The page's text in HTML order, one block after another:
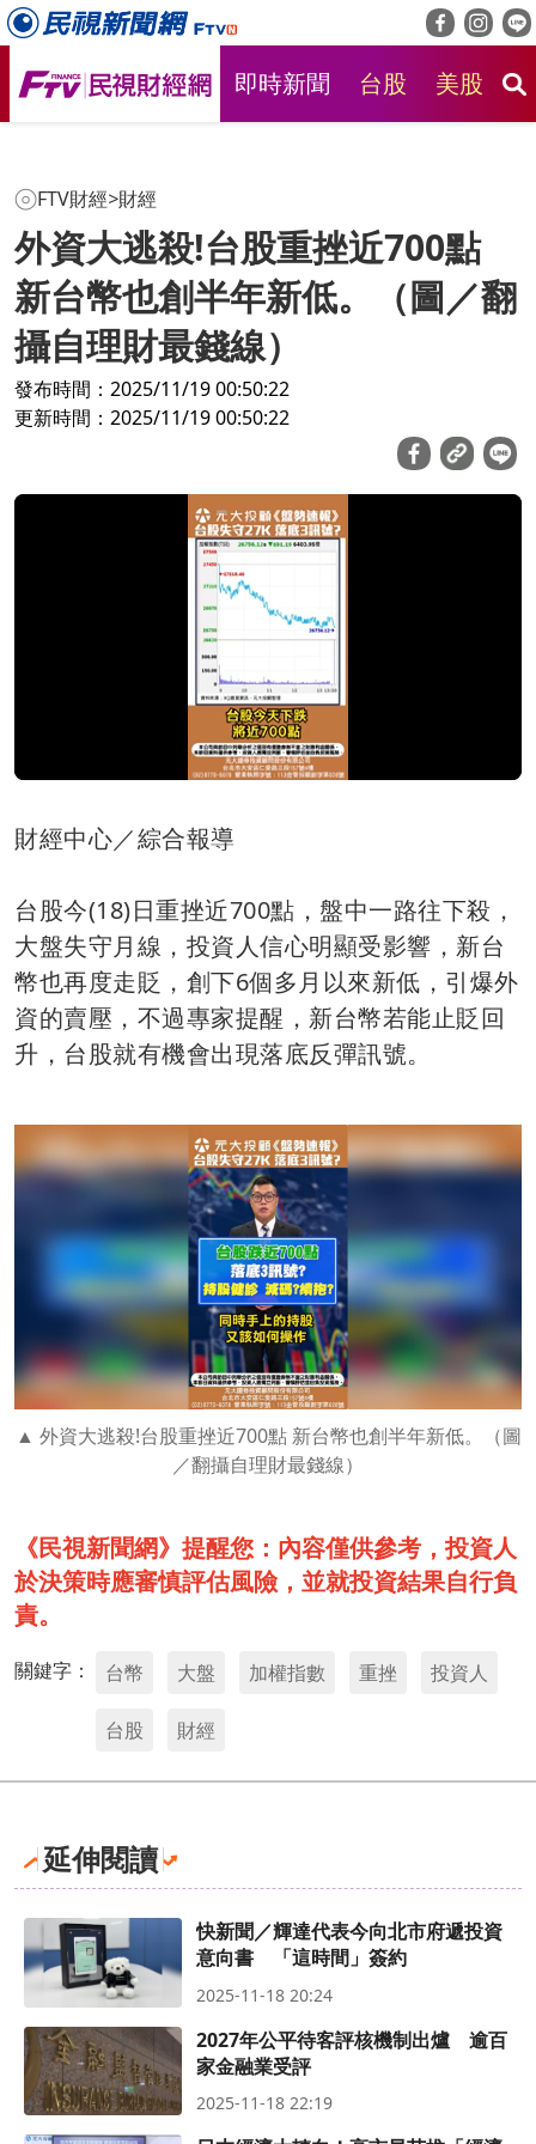
即時新聞 台股 美股
FTV財經>財經
外資大逃殺!台股重挫近700點
新台幣也創半年新低。（圖／翻
攝自理財最錢線）
發布時間：2025/11/19 00:50:22
更新時間：2025/11/19 00:50:22
財經中心／綜合報導
台股今(18)日重挫近700點，盤中一路往下殺，
大盤失守月線，投資人信心明顯受影響，新台
幣也再度走貶，創下6個多月以來新低，引爆外
資的賣壓，不過專家提醒，新台幣若能止貶回
升，台股就有機會出現落底反彈訊號。
外資大逃殺!台股重挫近700點 新台幣也創半年新低。（圖
／翻攝自理財最錢線）
《民視新聞網》提醒您：內容僅供參考，投資人
於決策時應審慎評估風險，並就投資結果自行負
責。
關鍵字： 台幣 大盤 加權指數 重挫 投資人
台股 財經
延伸閱讀
快新聞／輝達代表今向北市府遞投資
意向書 「這時間」簽約
2025-11-18 20:24
2027年公平待客評核機制出爐 逾百
家金融業受評
2025-11-18 22:19